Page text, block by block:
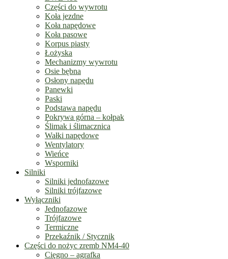
Części do wywrotu
Koła jezdne
Koła napędowe
Koła pasowe
Korpus piasty
Łożyska
Mechanizmy wywrotu
Osie bębna
Osłony napędu
Panewki
Paski
Podstawa napędu
Pokrywa górna – kołpak
Ślimak i ślimacznica
Wałki napędowe
Wentylatory
Wieńce
Wsporniki
Silniki
Silniki jednofazowe
Silniki trójfazowe
Wyłączniki
Jednofazowe
Trójfazowe
Termiczne
Przekaźnik / Stycznik
Części do nożyc zremb NM4-40
Cięgno – agrafka